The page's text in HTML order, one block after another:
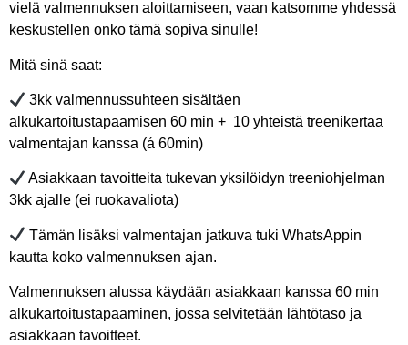
vielä valmennuksen aloittamiseen, vaan katsomme yhdessä
keskustellen onko tämä sopiva sinulle!
Mitä sinä saat:
3kk valmennussuhteen sisältäen
alkukartoitustapaamisen 60 min + 10 yhteistä treenikertaa
valmentajan kanssa (á 60min)
Asiakkaan tavoitteita tukevan yksilöidyn treeniohjelman
3kk ajalle (ei ruokavaliota)
Tämän lisäksi valmentajan jatkuva tuki WhatsAppin
kautta koko valmennuksen ajan.
Valmennuksen alussa käydään asiakkaan kanssa 60 min
alkukartoitustapaaminen, jossa selvitetään lähtötaso ja
asiakkaan tavoitteet.